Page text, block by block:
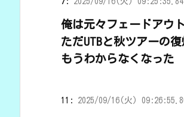
俺は元々フェードアウ
ただUTBと秋ツアーの
もうわからなくなった
11: 2025/09/16(火)